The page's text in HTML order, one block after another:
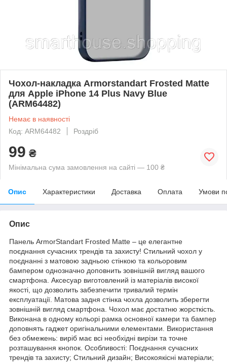
Чохол-накладка Armorstandart Frosted Matte
для Apple iPhone 14 Plus Navy Blue
(ARM64482)
Немає в наявності
Код: ARM64482
Роздріб
99 ₴
Мінімальна сума замовлення на сайті — 100 ₴
Опис Характеристики Доставка Оплата Умови
Опис
Панель ArmorStandart Frosted Matte – це елегантне
поєднання сучасних трендів та захисту! Стильний чохол у
поєднанні з матовою задньою стінкою та кольоровим
бампером однозначно доповнить зовнішній вигляд вашого
смартфона. Аксесуар виготовлений із матеріалів високої
якості, що дозволить забезпечити тривалий термін
експлуатації. Матова задня стінка чохла дозволить зберегти
зовнішній вигляд смартфона. Чохол має достатню жорсткість.
Виконана в одному кольорі рамка основної камери та бампер
доповнять гаджет оригінальними елементами. Використання
без обмежень: виріб має всі необхідні вирізи та точне
розташування кнопок. Особливості: Поєднання сучасних
трендів та захисту; Стильний дизайн; Високоякісні матеріали;